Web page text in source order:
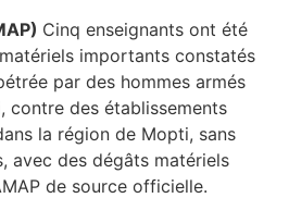
Cinq enseignants ont été
importants constatés
par des hommes armés
contre des établissements
la région de Mopti, sans
avec des dégâts matériels
de source officielle.